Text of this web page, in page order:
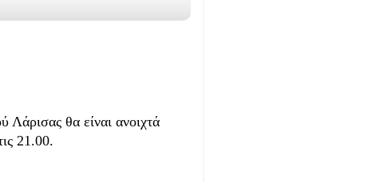
θα είναι ανοιχτά
21.00.